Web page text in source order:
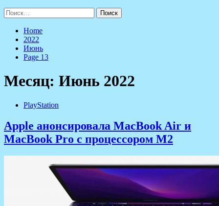
Найти:
Home
2022
Июнь
Page 13
Месяц: Июнь 2022
PlayStation
Apple анонсировала MacBook Air и
MacBook Pro с процессором M2